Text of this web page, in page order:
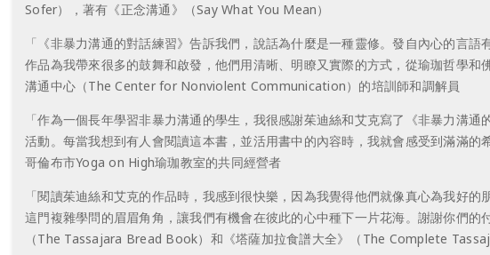
Sofer），著有《正念溝通》（Say What You Mean）
「《非暴力溝通的對話練習》告訴我們，說話為什麼是一種靈修。發自內心的言
作品為我帶來很多的鼓舞和啟發，他們用清晰、明瞭又實際的方式，從瑜珈哲學
溝通中心（The Center for Nonviolent Communication）的培訓師和調解員
「作為一個長年學習非暴力溝通的學生，我很感謝茱迪絲和艾克寫了《非暴力溝
活動。每當我想到有人會閱讀這本書，並活用書中的內容時，我就會感受到滿滿
哥倫布市Yoga on High瑜珈教室的共同經營者
「閱讀茱迪絲和艾克的作品時，我感到很快樂，因為我覺得他們就像真心為我好
這門複雜學問的眉眉角角，讓我們有機會在彼此的心中種下一片花海。謝謝你們
（The Tassajara Bread Book）和《塔薩加拉食譜大全》（The Complete